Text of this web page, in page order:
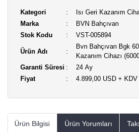
Kategori
Isı Geri Kazanım
Marka
BVN Bahçıvan
Stok Kodu
VST-005894
Ürün Adı
Bvn Bahçıvan Bgk
Kazanım Cihazı
Garanti Süresi
24 Ay
Fiyat
4.899,00 USD + KDV
Ürün Bilgisi Ürün Yorumları